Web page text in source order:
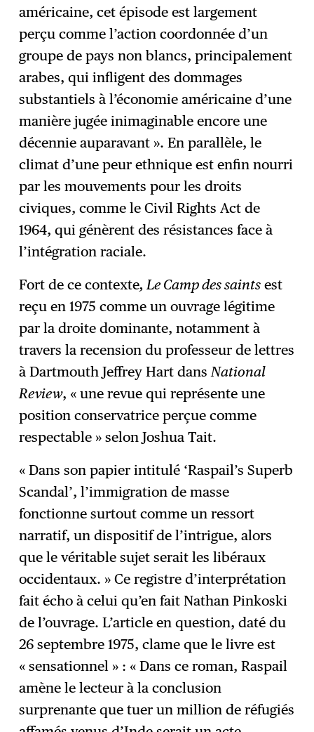
américaine, cet épisode est largement
perçu comme l’action coordonnée d’un
groupe de pays non blancs, principalement
arabes, qui infligent des dommages
substantiels à l’économie américaine d’une
manière jugée inimaginable encore une
décennie auparavant ». En parallèle, le
climat d’une peur ethnique est enfin nourri
par les mouvements pour les droits
civiques, comme le Civil Rights Act de
1964, qui génèrent des résistances face à
l’intégration raciale.
Fort de ce contexte, Le Camp des saints est
reçu en 1975 comme un ouvrage légitime
par la droite dominante, notamment à
travers la recension du professeur de lettres
à Dartmouth Jeffrey Hart dans National
Review, « une revue qui représente une
position conservatrice perçue comme
respectable » selon Joshua Tait.
« Dans son papier intitulé ‘Raspail’s Superb
Scandal’, l’immigration de masse
fonctionne surtout comme un ressort
narratif, un dispositif de l’intrigue, alors
que le véritable sujet serait les libéraux
occidentaux. » Ce registre d’interprétation
fait écho à celui qu’en fait Nathan Pinkoski
de l’ouvrage. L’article en question, daté du
26 septembre 1975, clame que le livre est
« sensationnel » : « Dans ce roman, Raspail
amène le lecteur à la conclusion
surprenante que tuer un million de réfugiés